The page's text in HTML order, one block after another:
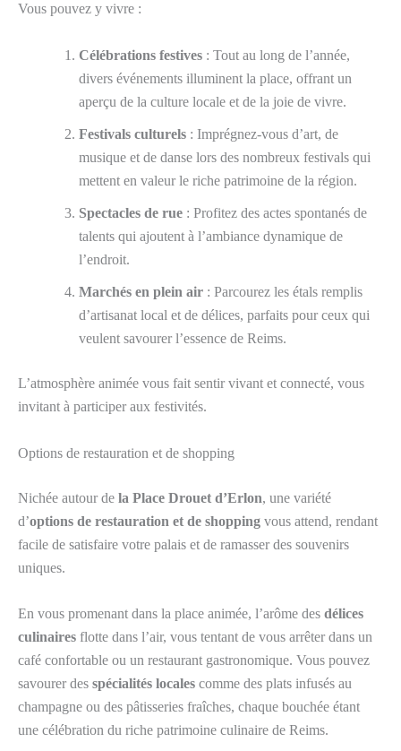
Vous pouvez y vivre :
Célébrations festives : Tout au long de l’année,
divers événements illuminent la place, offrant un
aperçu de la culture locale et de la joie de vivre.
Festivals culturels : Imprégnez-vous d’art, de
musique et de danse lors des nombreux festivals qui
mettent en valeur le riche patrimoine de la région.
Spectacles de rue : Profitez des actes spontanés de
talents qui ajoutent à l’ambiance dynamique de
l’endroit.
Marchés en plein air : Parcourez les étals remplis
d’artisanat local et de délices, parfaits pour ceux qui
veulent savourer l’essence de Reims.
L’atmosphère animée vous fait sentir vivant et connecté, vous
invitant à participer aux festivités.
Options de restauration et de shopping
Nichée autour de la Place Drouet d’Erlon, une variété
d’options de restauration et de shopping vous attend, rendant
facile de satisfaire votre palais et de ramasser des souvenirs
uniques.
En vous promenant dans la place animée, l’arôme des délices
culinaires flotte dans l’air, vous tentant de vous arrêter dans un
café confortable ou un restaurant gastronomique. Vous pouvez
savourer des spécialités locales comme des plats infusés au
champagne ou des pâtisseries fraîches, chaque bouchée étant
une célébration du riche patrimoine culinaire de Reims.